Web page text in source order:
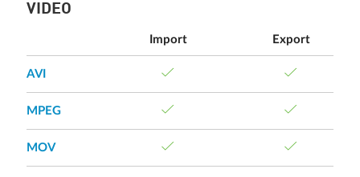
VIDEO
Import Export
AVI
MPEG
MOV